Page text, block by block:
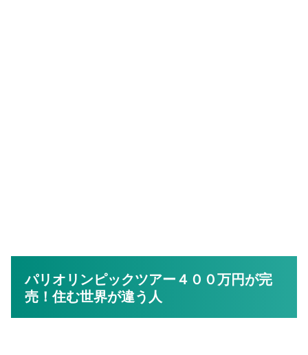
パリオリンピックツアー４００万円が完
売！住む世界が違う人